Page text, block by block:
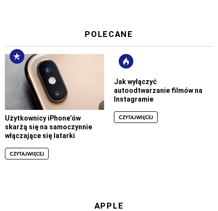
POLECANE
Użytkownicy iPhone’ów
skarżą się na samoczynnie
włączające się latarki
CZYTAJ WIĘCEJ
Jak wyłączyć
autoodtwarzanie filmów na
Instagramie
CZYTAJ WIĘCEJ
APPLE